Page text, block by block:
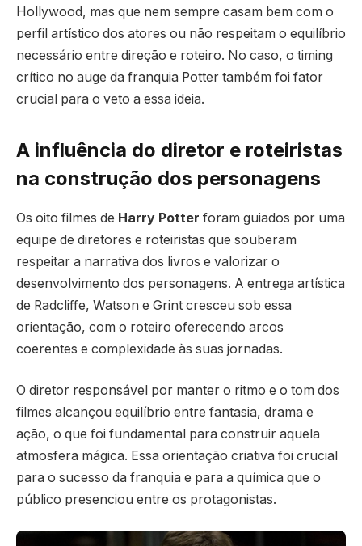
Hollywood, mas que nem sempre casam bem com o
perfil artístico dos atores ou não respeitam o equilíbrio
necessário entre direção e roteiro. No caso, o timing
crítico no auge da franquia Potter também foi fator
crucial para o veto a essa ideia.
A influência do diretor e roteiristas
na construção dos personagens
Os oito filmes de Harry Potter foram guiados por uma
equipe de diretores e roteiristas que souberam
respeitar a narrativa dos livros e valorizar o
desenvolvimento dos personagens. A entrega artística
de Radcliffe, Watson e Grint cresceu sob essa
orientação, com o roteiro oferecendo arcos
coerentes e complexidade às suas jornadas.
O diretor responsável por manter o ritmo e o tom dos
filmes alcançou equilíbrio entre fantasia, drama e
ação, o que foi fundamental para construir aquela
atmosfera mágica. Essa orientação criativa foi crucial
para o sucesso da franquia e para a química que o
público presenciou entre os protagonistas.